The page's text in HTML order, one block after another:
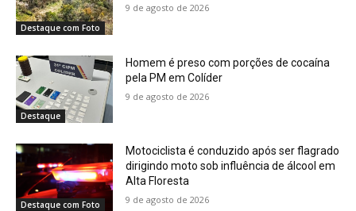
Destaque com Foto
9 de agosto de 2026
Destaque
Homem é preso com porções de cocaína
pela PM em Colíder
9 de agosto de 2026
Destaque com Foto
Motociclista é conduzido após ser flagrado
dirigindo moto sob influência de álcool em
Alta Floresta
9 de agosto de 2026